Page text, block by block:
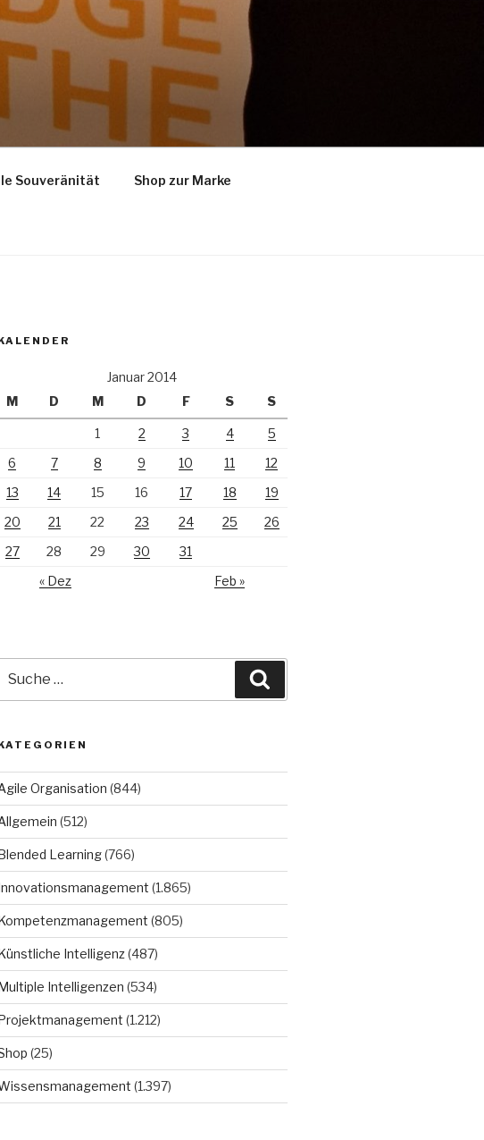
Souveränität Shop zur Marke
Januar 2014
M
D M D F S S
1 2 3 4
5
6
7 8 9 10 11
12
13
14 15 16 17 18
19
20
21 22 23 24 25
26
27
28 29 30
31
« Dez
Feb »
nach:
Organisation (844)
(512)
Learning(766)
(1.865)
(805)
Intelligenz(487)
Intelligenzen (534)
(1.212)
(25)
(1.397)